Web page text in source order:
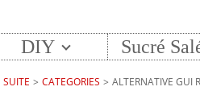
DIY Sucré
> CATEGORIES > ALTERNATIVE GUI